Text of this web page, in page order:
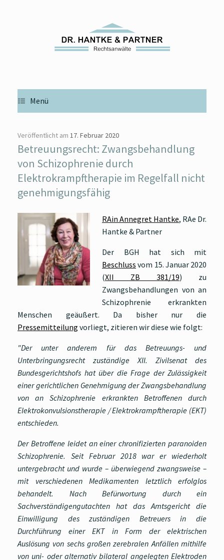
Menü
Veröffentlicht am 17. Februar 2020
Betreuungsrecht: Zwangsbehandlung
von Schizophrenie durch
Elektrokrampftherapie im Regelfall nicht
genehmigungsfähig
RAin Annegret Hantke, RAe Dr.
Hantke & Partner
Der BGH hat sich mit
Beschluss vom 15. Januar 2020
(XII ZB 381/19) zu
Zwangsbehandlungen von an
Schizophrenie erkrankten
Menschen geäußert. Da bisher nur die
Pressemitteilung vorliegt, zitieren wir diese wie folgt:
"Der unter anderem für das Betreuungs- und
Unterbringungsrecht zuständige XII. Zivilsenat des
Bundesgerichtshofs hat über die Frage der Zulässigkeit
einer gerichtlichen Genehmigung der Zwangsbehandlung
von an Schizophrenie erkrankten Betroffenen durch
Elektrokonvulsionstherapie / Elektrokrampftherapie (EKT)
entschieden.
Der Betroffene leidet an einer chronifizierten paranoiden
Schizophrenie. Seit Februar 2018 war er wiederholt
untergebracht und wurde – überwiegend zwangsweise –
mit verschiedenen Medikamenten letztlich erfolglos
behandelt. Nach Befürwortung durch ein
Sachverständigengutachten hat das Amtsgericht die
Einwilligung des zuständigen Betreuers in die
Durchführung einer EKT in Form der elektrischen
Auslösung von sechs großen zerebralen Anfällen mithilfe
von uni- oder alternativ bilateral angelegten Elektroden